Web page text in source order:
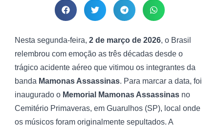
Nesta segunda-feira, 2 de março de 2026, o Brasil
relembrou com emoção as três décadas desde o
trágico acidente aéreo que vitimou os integrantes da
banda Mamonas Assassinas. Para marcar a data, foi
inaugurado o Memorial Mamonas Assassinas no
Cemitério Primaveras, em Guarulhos (SP), local onde
os músicos foram originalmente sepultados. A